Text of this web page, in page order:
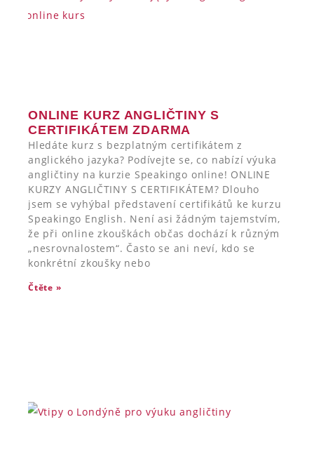
ONLINE KURZ ANGLIČTINY S
CERTIFIKÁTEM ZDARMA
Hledáte kurz s bezplatným certifikátem z
anglického jazyka? Podívejte se, co nabízí výuka
angličtiny na kurzie Speakingo online! ONLINE
KURZY ANGLIČTINY S CERTIFIKÁTEM? Dlouho
jsem se vyhýbal představení certifikátů ke kurzu
Speakingo English. Není asi žádným tajemstvím,
že při online zkouškách občas dochází k různým
„nesrovnalostem“. Často se ani neví, kdo se
konkrétní zkoušky nebo
Čtěte »